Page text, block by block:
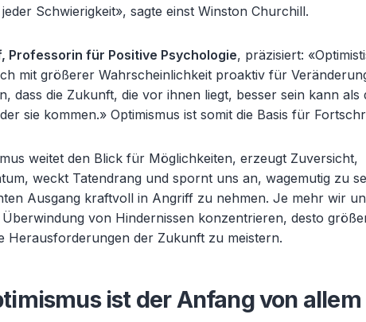
Schwierigkeit», sagte einst Winston Churchill.
Professorin für Positive Psychologie, präzisiert: «
mit größerer Wahrscheinlichkeit proaktiv für
dass die Zukunft, die vor ihnen liegt, besser sein kann als
sie kommen.» Optimismus ist somit die Basis für
weitet den Blick für Möglichkeiten, erzeugt Zuversicht,
weckt Tatendrang und spornt uns an, wagemutig zu
Ausgang kraftvoll in Angriff zu nehmen. Je mehr wir
Überwindung von Hindernissen konzentrieren, desto
Herausforderungen der Zukunft zu meistern.
ist der Anfang von allem